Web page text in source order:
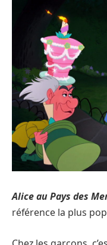
Alice au Pays des
référence la plus